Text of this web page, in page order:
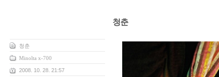
청춘
Minolta x-700
2008. 10. 28. 21:57
청춘